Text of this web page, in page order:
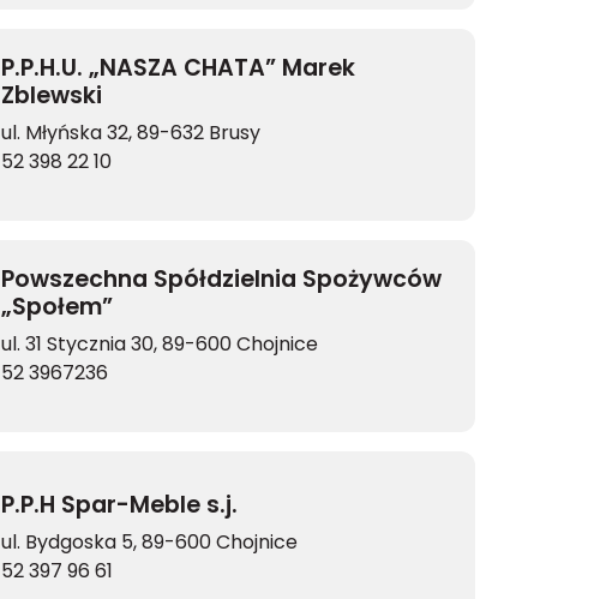
P.P.H.U. „NASZA CHATA” Marek
Zblewski
ul. Młyńska 32, 89-632 Brusy
52 398 22 10
Powszechna Spółdzielnia Spożywców
„Społem”
ul. 31 Stycznia 30, 89-600 Chojnice
52 3967236
P.P.H Spar-Meble s.j.
ul. Bydgoska 5, 89-600 Chojnice
52 397 96 61